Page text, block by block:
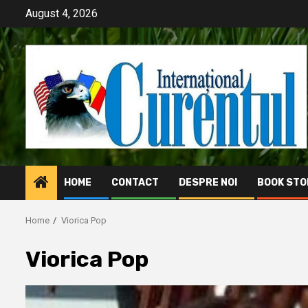
content
August 4, 2026
HOME CONTACT DESPRE NOI BOOK
Home Viorica Pop
Viorica Pop